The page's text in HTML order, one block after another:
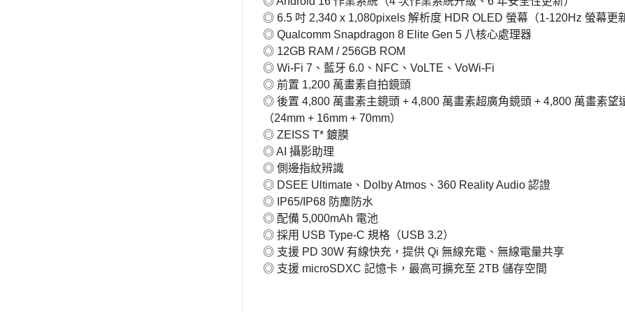
◎ 6.5 吋 2,340 x 1,080pixels 解析度 HDR OLED 螢幕（1-120Hz 螢幕更
◎ Qualcomm Snapdragon 8 Elite Gen 5 八核心處理器
◎ 12GB RAM / 256GB ROM
◎ Wi-Fi 7、藍牙 6.0、NFC、VoLTE、VoWi-Fi
◎ 前置 1,200 萬畫素自拍鏡頭
◎ 後置 4,800 萬畫素主鏡頭 + 4,800 萬畫素超廣角鏡頭 + 4,800 萬畫素望
（24mm + 16mm + 70mm）
◎ ZEISS T* 鍍膜
◎ AI 攝影助理
◎ 側邊指紋辨識
◎ DSEE Ultimate、Dolby Atmos、360 Reality Audio 認證
◎ IP65/IP68 防塵防水
◎ 配備 5,000mAh 電池
◎ 採用 USB Type-C 規格（USB 3.2）
◎ 支援 PD 30W 有線快充，提供 Qi 無線充電、無線電量共享
◎ 支援 microSDXC 記憶卡，最高可擴充至 2TB 儲存空間